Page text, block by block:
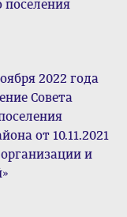
поселения
2022 года
Совета
от 10.11.2021
и